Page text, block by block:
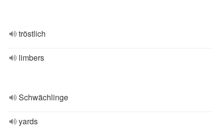
tröstlich
limbers
Schwächlinge
yards